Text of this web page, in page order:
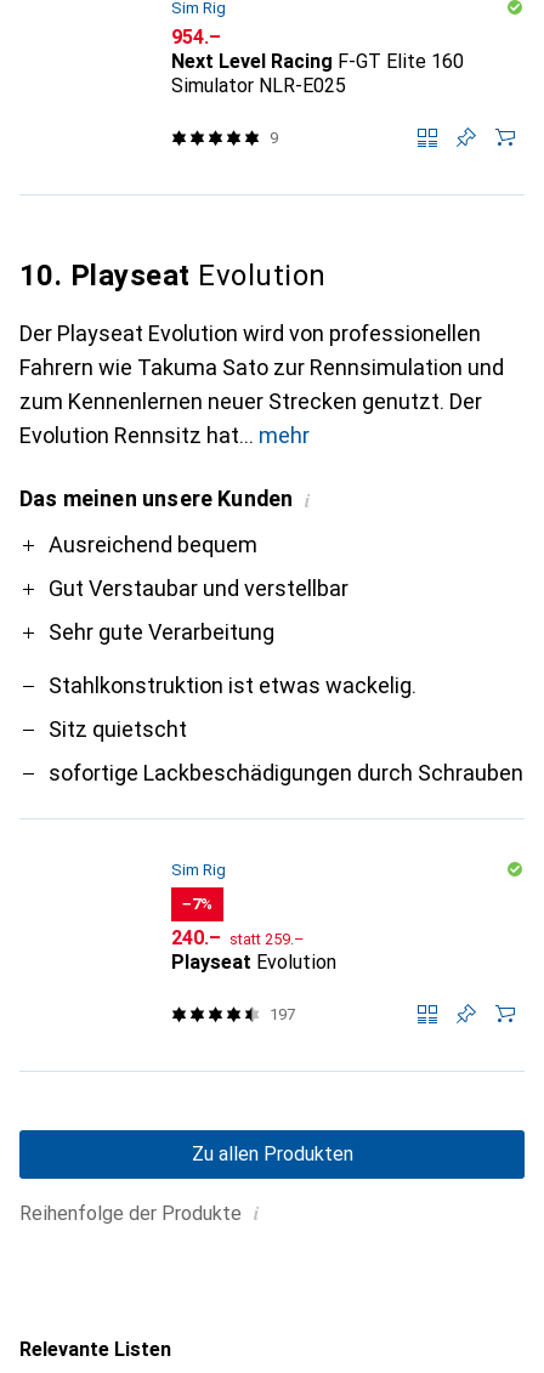
Sim Rig
CHF
954.–
Next Level Racing F-GT Elite 160
Simulator NLR-E025
9
10. Playseat Evolution
Der Playseat Evolution wird von professionellen
Fahrern wie Takuma Sato zur Rennsimulation und
zum Kennenlernen neuer Strecken genutzt. Der
Evolution Rennsitz hat
mehr
Das meinen unsere Kunden i
ProAusreichend bequem
Gut Verstaubar und verstellbar
Sehr gute Verarbeitung
Contra
Stahlkonstruktion ist etwas wackelig.
Sitz quietscht
sofortige Lackbeschädigungen durch Schrauben
Sim Rig
−7%
CHF
240.– statt CHF
259.–
Playseat Evolution
197
Reihenfolge der Produkte i
Zu allen Produkten
Relevante Listen